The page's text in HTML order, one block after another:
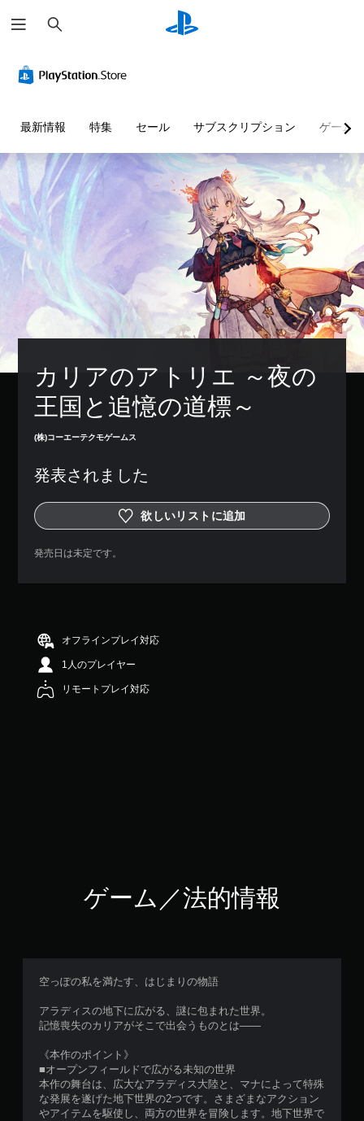
索
最新情報 特集 セール サブスクリプション ゲーム
カリアのアトリエ ～夜の
王国と追憶の道標～
(株)コーエーテクモゲームス
発表されました
欲しいリストに追加
発売日は未定です。
オフラインプレイ対応
1人のプレイヤー
リモートプレイ対応
ゲーム／法的情報
空っぽの私を満たす、はじまりの物語
アラディスの地下に広がる、謎に包まれた世界。
記憶喪失のカリアがそこで出会うものとは――
《本作のポイント》
■オープンフィールドで広がる未知の世界
本作の舞台は、広大なアラディス大陸と、マナによって特殊
な発展を遂げた地下世界の2つです。さまざまなアクション
やアイテムを駆使し、両方の世界を冒険します。地下世界で